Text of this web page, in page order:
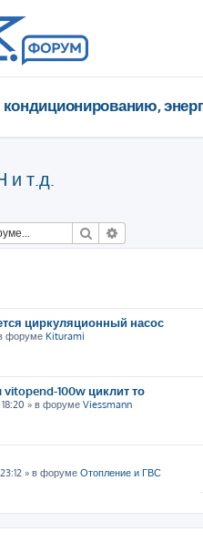
т.д.
Поиск
циркуляционный насос
форуме Kiturami
vitopend-100w циклит то
» в форуме Viessmann
» в форуме Отопление и ГВС